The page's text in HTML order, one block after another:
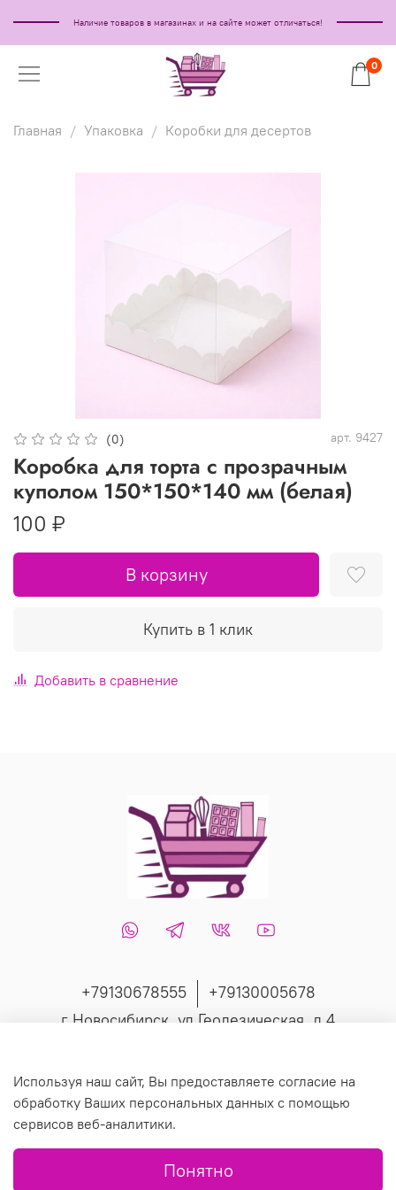
Наличие товаров в магазинах и на сайте может отличаться!
0
Главная Упаковка Коробки для десертов
(0) арт. 9427
Коробка для торта с прозрачным
куполом 150*150*140 мм (белая)
100 ₽
В корзину
Купить в 1 клик
Добавить в сравнение
+79130678555
+79130005678
г Новосибирск, ул Геодезическая, д 4
© 2019 Любое использование контента без письменного
разрешения запрещено.
Используя наш сайт, Вы предоставляете согласие на
обработку Ваших персональных данных с помощью
сервисов веб-аналитики.
Понятно